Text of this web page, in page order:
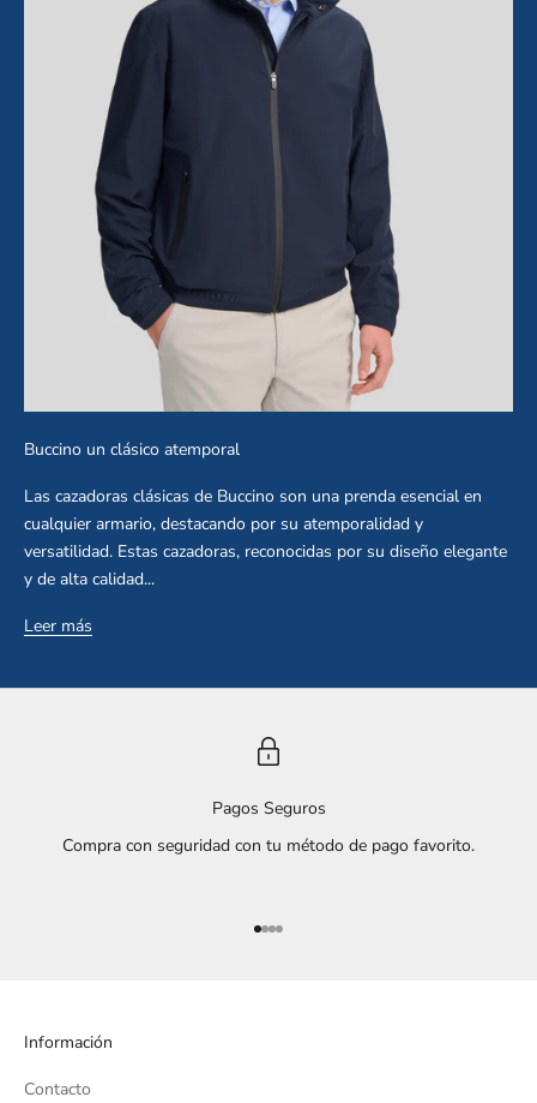
Buccino un clásico atemporal
Las cazadoras clásicas de Buccino son una prenda esencial en
cualquier armario, destacando por su atemporalidad y
versatilidad. Estas cazadoras, reconocidas por su diseño elegante
y de alta calidad...
Leer más
Pagos Seguros
Compra con seguridad con tu método de pago favorito.
Ir al artículo 1
Ir al artículo 2
Ir al artículo 3
Ir al artículo 4
Información
Contacto